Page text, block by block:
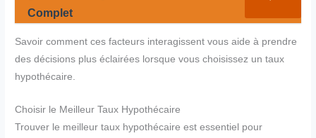
Complet
Savoir comment ces facteurs interagissent vous aide à prendre
des décisions plus éclairées lorsque vous choisissez un taux
hypothécaire.
Choisir le Meilleur Taux Hypothécaire
Trouver le meilleur taux hypothécaire est essentiel pour